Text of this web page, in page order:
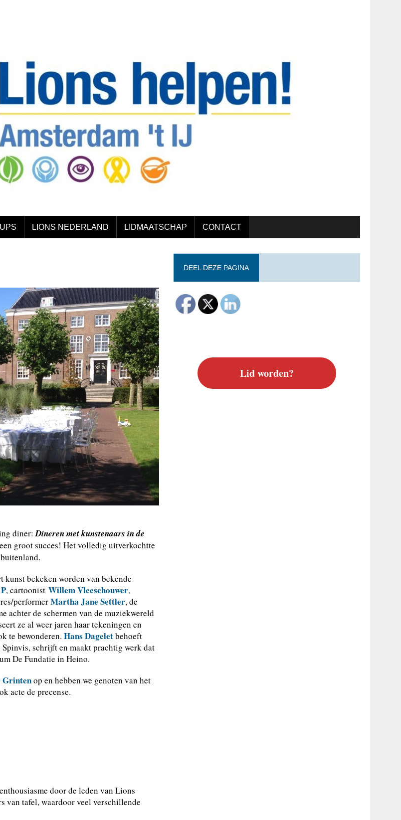
LIONS NEDERLAND LIDMAATSCHAP CONTACT
diner:Dineren met kunstenaars in de
groot succes! Het volledig uitverkochtte
kunst bekeken worden van bekende
, cartoonist Willem Vleeschouwer,
performerMartha Jane Settler, de
achter de schermen van de muziekwereld
ze al weer jaren haar tekeningen en
te bewonderen. Hans Dageletbehoeft
schrijft en maakt prachtig werk dat
De Fundatie in Heino.
Grintenop en hebben we genoten van het
acte de precense.
door de leden van Lions
van tafel, waardoor veel verschillende
DEEL DEZE PAGINA
Lid worden?